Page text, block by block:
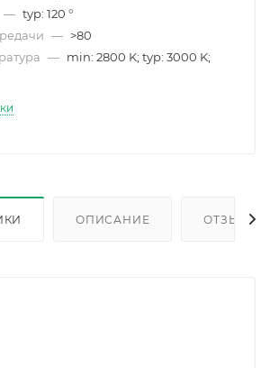
— typ: 120 °
— >80
— min: 2800 K; typ: 3000 K;
ОПИСАНИЕ ОТЗЫВЫ